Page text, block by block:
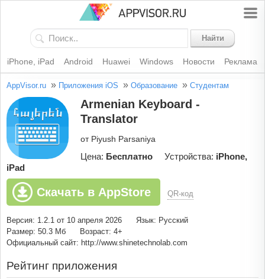
Найти
iPhone, iPad Android Huawei Windows Новости Реклама
AppVisor.ru » Приложения iOS » Образование » Студентам
Armenian Keyboard -
Translator
от Piyush Parsaniya
Цена: Бесплатно Устройства: iPhone,
iPad
Скачать в AppStore QR-код
Версия: 1.2.1 от 10 апреля 2026
Язык: Русский
Размер: 50.3 Мб
Возраст: 4+
Официальный сайт: http://www.shinetechnolab.com
Рейтинг приложения